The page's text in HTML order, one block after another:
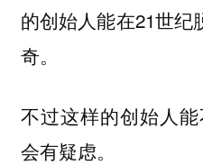
的创始人能在21世纪
奇。
不过这样的创始人
会有疑虑。